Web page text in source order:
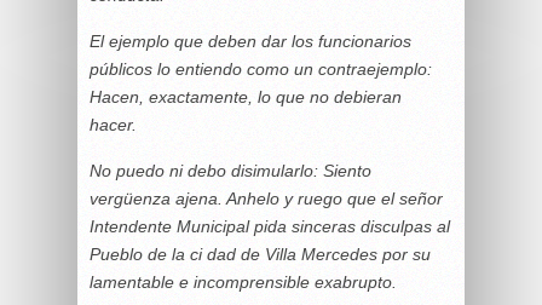
El ejemplo que deben dar los funcionarios
públicos lo entiendo como un contraejemplo:
Hacen, exactamente, lo que no debieran
hacer.
No puedo ni debo disimularlo: Siento
vergüenza ajena. Anhelo y ruego que el señor
Intendente Municipal pida sinceras disculpas al
Pueblo de la ci dad de Villa Mercedes por su
lamentable e incomprensible exabrupto.